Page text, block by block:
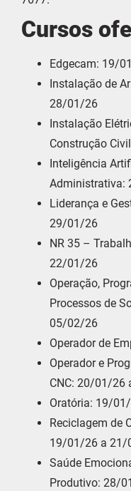
Cursos
Edgecam: 19/
Instalação de
28/01/26
Instalação
Construção
Inteligência
Liderança e
29/01/26
NR 35 –
22/01/26
Operação,
Processos de
05/02/26
Operador de
Operador e
CNC: 20/01/26
Oratória: 19/
Reciclagem de
19/01/26 a 21/
Saúde
Produtivo: 28/